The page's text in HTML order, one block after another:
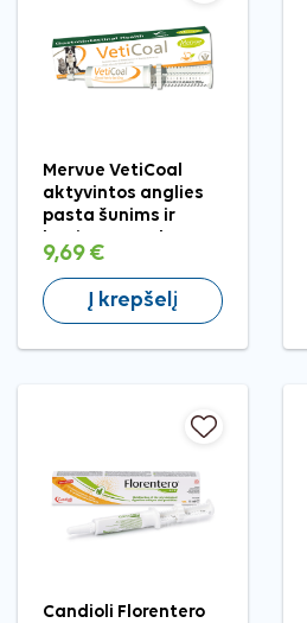
Mervue VetiCoal
aktyvintos anglies
pasta šunims ir
9,69 €
Į krepšelį
Candioli Florentero